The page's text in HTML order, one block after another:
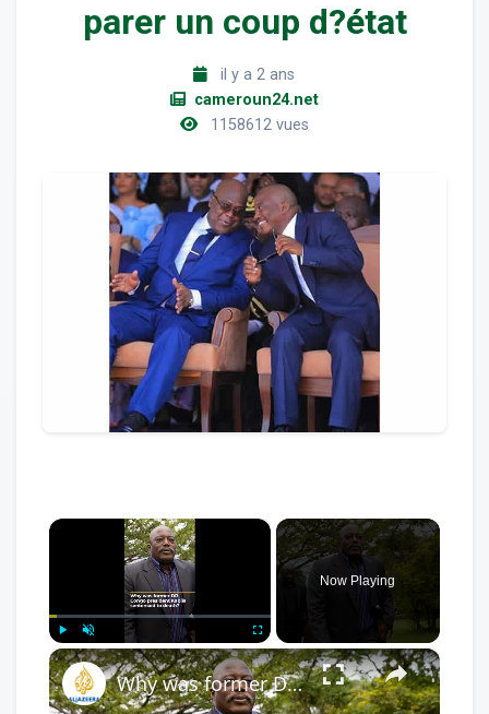
parer un coup d?état
il y a 2 ans
cameroun24.net
1158612 vues
×
Play Unmute Fullscreen
Now Playing
×
Why was former DR Congo president Kabila sentenced to death?